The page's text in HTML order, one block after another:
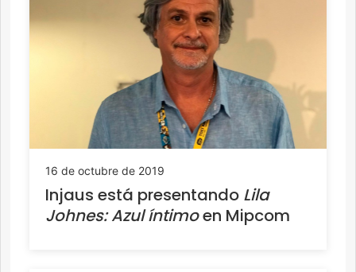
16 de octubre de 2019
Injaus está presentando Lila
Johnes: Azul íntimoen Mipcom